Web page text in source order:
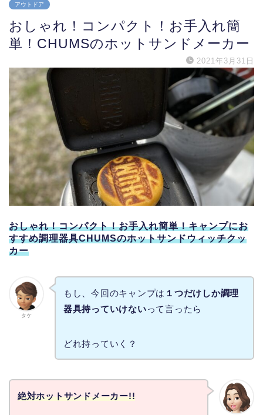
アウトドア
おしゃれ！コンパクト！お手入れ簡
単！CHUMSのホットサンドメーカー
2021年3月31日
おしゃれ！コンパクト！お手入れ簡単！キャンプにお
すすめ調理器具CHUMSのホットサンドウィッチクッ
カー
タケ
もし、今回のキャンプは １つだけしか調理
器具持っていけないって言ったら
どれ持っていく？
絶対ホットサンドメーカー!!